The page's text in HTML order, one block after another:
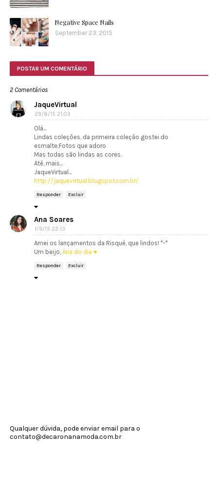
Negative Space Nails
September 23, 2015
POSTAR UM COMENTÁRIO
2 Comentários
JaqueVirtual
29/8/15 21:03
Olá...
Lindas coleções, da primeira coleção gostei do
esmalte;Fotos que adoro
Mas todas são lindas as cores.
Até, mais...
JaqueVirtual...
http://jaquevirtual.blogspot.com.br/
Responder Excluir
Ana Soares
1/9/15 22:13
Amei os lançamentos da Risqué, que lindos! *-*
Um beijo, Ana do dia ♥
Responder Excluir
Qualquer dúvida, pode enviar email para o
contato@decaronanamoda.com.br